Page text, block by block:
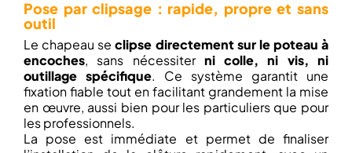
Pose par clipsage : rapide, propre et sans
outil
Le chapeau seclipse directement sur le poteau à
encoches, sans nécessiter ni colle, ni vis, ni
outillage spécifique. Ce système garantit une
fixation fiable tout en facilitant grandement la mise
en œuvre, aussi bien pour les particuliers que pour
les professionnels.
La pose est immédiate et permet de finaliser